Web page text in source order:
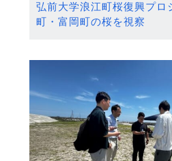
弘前大学浪江町桜復興プ
町・富岡町の桜を視察